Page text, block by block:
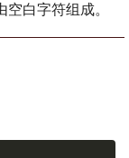
白字符组成。